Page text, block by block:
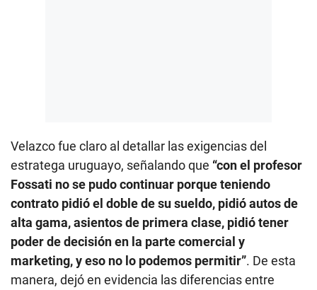
Velazco fue claro al detallar las exigencias del
estratega uruguayo, señalando que “con el profesor
Fossati no se pudo continuar porque teniendo
contrato pidió el doble de su sueldo, pidió autos de
alta gama, asientos de primera clase, pidió tener
poder de decisión en la parte comercial y
marketing, y eso no lo podemos permitir”. De esta
manera, dejó en evidencia las diferencias entre